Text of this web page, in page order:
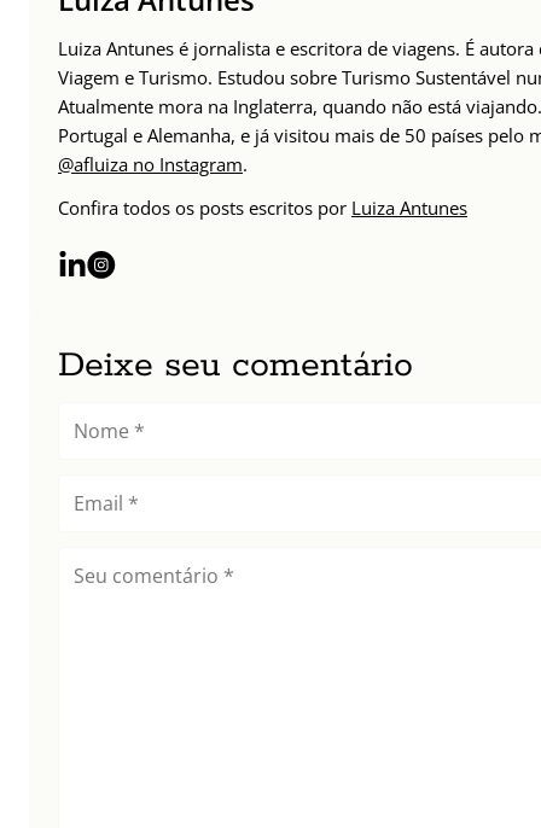
Luiza Antunes é jornalista e escritora de viagens. É
Viagem e Turismo. Estudou sobre Turismo Sustentável
Atualmente mora na Inglaterra, quando não está
Portugal e Alemanha, e já visitou mais de 50 países pelo
@afluiza no Instagram.
Confira todos os posts escritos por Luiza Antunes
Deixe seu comentário